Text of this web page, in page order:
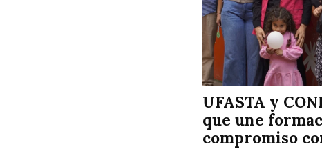
UFASTA y
que une
compromiso